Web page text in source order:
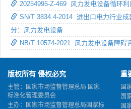
20254995-Z-469 风力发电设备循环
SN/T 3834.4-2014 进出口电力行业
分：风力发电设备
NB/T 10574-2021 风力发电设备障碍
版权所有 侵权必究
主管：国家市场监督管理总局 国家
标准化管理委员会
主办：国家市场监督管理总局国家标
重
国
国
国